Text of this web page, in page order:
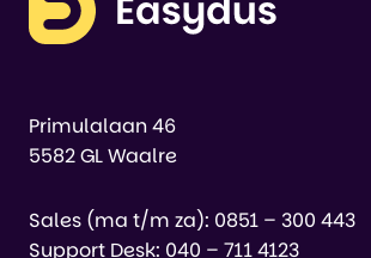
Primulalaan 46
5582 GL Waalre
Sales (ma t/m za): 0851 – 300 443
Support Desk: 040 – 711 4123